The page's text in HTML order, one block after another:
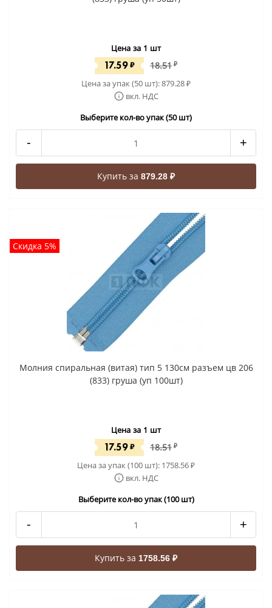
Цена за 1 шт
17.59₽ 18.51 ₽
Цена за упак (50 шт):879.28₽
вкл. НДС
Выберите кол-во упак (50 шт)
- +
Купить за 879.28 ₽
Скидка 5%
Молния спиральная (витая) тип 5 130см разъем цв 206
(833) груша (уп 100шт)
Цена за 1 шт
17.59₽ 18.51 ₽
Цена за упак (100 шт): 1758.56₽
вкл. НДС
Выберите кол-во упак (100 шт)
- +
Купить за 1758.56 ₽